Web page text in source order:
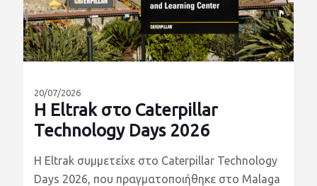
20/07/2026
Η Eltrak στο Caterpillar
Technology Days 2026
Η Eltrak συμμετείχε στο Caterpillar Technology
Days 2026, που πραγματοποιήθηκε στο Malaga